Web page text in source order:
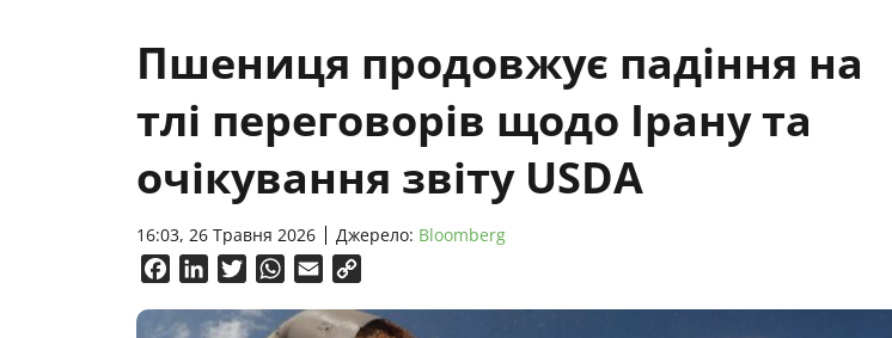
Пшениця продовжує падіння на
тлі переговорів щодо Ірану та
очікування звіту USDA
16:03, 26 Травня 2026 Джерело: Bloomberg
FacebookLinkedInTwitterWhatsApp
Email